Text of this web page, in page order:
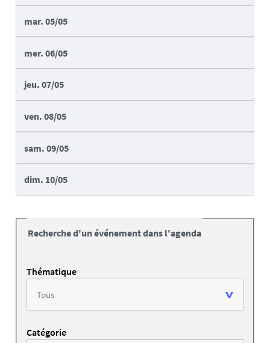
mar. 05/05
mer. 06/05
jeu. 07/05
ven. 08/05
sam. 09/05
dim. 10/05
Recherche d'un événement dans l'agenda
Thématique
Catégorie